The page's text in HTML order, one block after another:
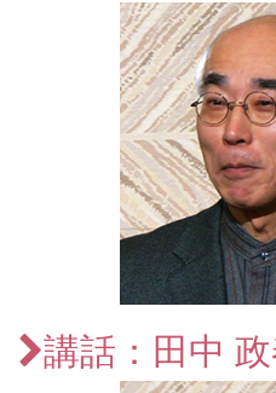
講話：田中